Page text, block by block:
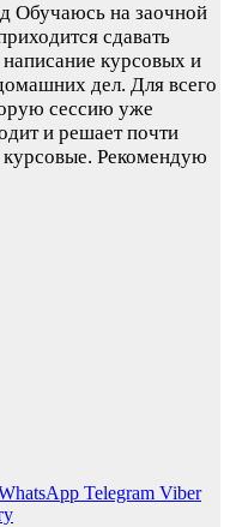
Обучаюсь на заочной
сдавать
курсовых и
дел. Для всего
сессию уже
и решает почти
Рекомендую
Telegram Viber